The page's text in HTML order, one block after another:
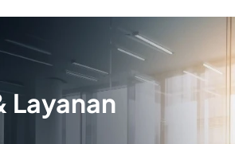
Layanan